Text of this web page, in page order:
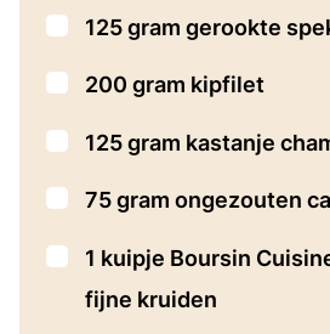
▢
125gram gerookte
▢
200 gram kipfilet
▢
125gram kastanje
▢
75gram ongezouten
▢
1 kuipje Boursin
fijne kruiden